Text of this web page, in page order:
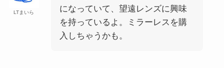
LTまいら
になっていて、望遠レンズに興味
を持っているよ。ミラーレスを購
入しちゃうかも。